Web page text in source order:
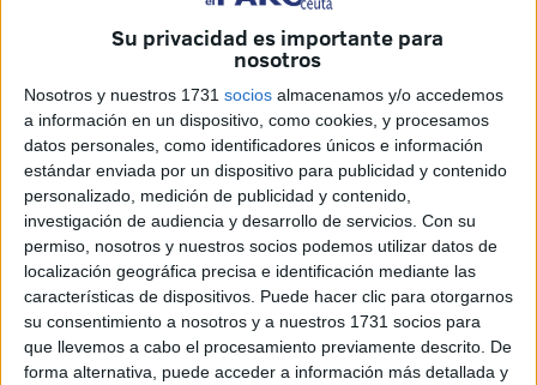
Su privacidad es importante para
nosotros
Nosotros y nuestros 1731 socios almacenamos y/o accedemos
a información en un dispositivo, como cookies, y procesamos
datos personales, como identificadores únicos e información
estándar enviada por un dispositivo para publicidad y contenido
personalizado, medición de publicidad y contenido,
investigación de audiencia y desarrollo de servicios. Con su
permiso, nosotros y nuestros socios podemos utilizar datos de
localización geográfica precisa e identificación mediante las
características de dispositivos. Puede hacer clic para otorgarnos
su consentimiento a nosotros y a nuestros 1731 socios para
que llevemos a cabo el procesamiento previamente descrito. De
forma alternativa, puede acceder a información más detallada y
que los castellonenses pretenden salir de la tan peligrosa
zona de descenso.
El duelo se retransmitirá a través de diferentes canales:
DAZN (Plan Fútbol), Movistar Plus+, Canal LALIGA TV
Hypermotionmediante múltiples operarios comoOrange,
Vodafone o Amazon Prime y DIGI TVcon su Pack
Deportes, en el que tendrás acceso a todos los partidos en
sus canales LALIGA TV HYPERMOTION 1, 2, 3.
La ausencia de Plat, el arquitecto del
Castellón